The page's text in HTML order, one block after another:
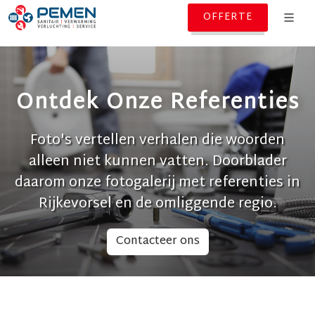
OFFERTE
Ontdek Onze Referenties
Foto's vertellen verhalen die woorden
alleen niet kunnen vatten. Doorblader
daarom onze fotogalerij met referenties in
Rijkevorsel en de omliggende regio.
Contacteer ons